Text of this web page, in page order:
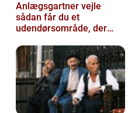
Anlægsgartner vejle
sådan får du et
udendørsområde, der